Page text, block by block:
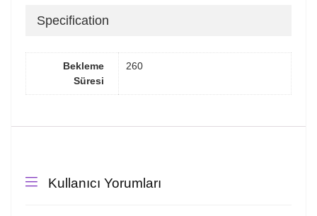
Specification
Bekleme
Süresi
260
Kullanıcı Yorumları